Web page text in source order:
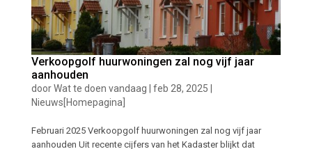
Verkoopgolf huurwoningen zal nog vijf jaar
aanhouden
doorWat te doen vandaag feb 28, 2025
Nieuws[Homepagina]
Februari 2025 Verkoopgolf huurwoningen zal nog vijf jaar
aanhouden Uit recente cijfers van het Kadaster blijkt dat